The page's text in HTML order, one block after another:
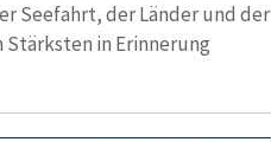
Seefahrt, der Länder und der
Stärksten in Erinnerung